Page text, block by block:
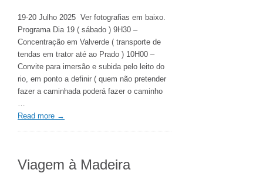
Bestança
19-20 Julho 2025 Ver fotografias em baixo.
Programa Dia 19 ( sábado ) 9H30 –
Concentração em Valverde ( transporte de
tendas em trator até ao Prado ) 10H00 –
Convite para imersão e subida pelo leito do
rio, em ponto a definir ( quem não pretender
fazer a caminhada poderá fazer o caminho
…
Read more →
Viagem à Madeira